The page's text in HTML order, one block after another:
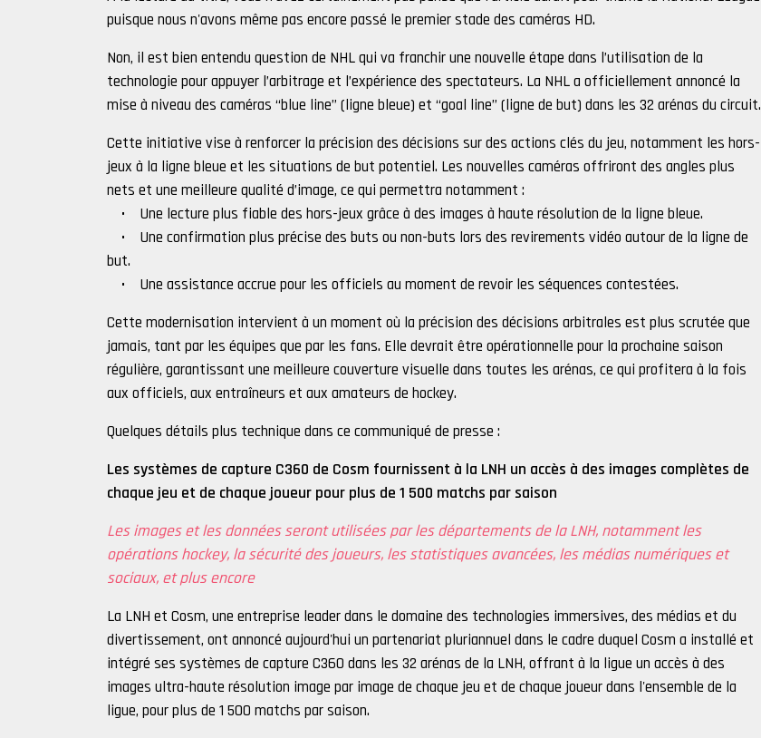
puisque nous n'avons même pas encore passé le premier stade des caméras HD.
Non, il est bien entendu question de NHL qui va franchir une nouvelle étape dans l’utilisation de la
technologie pour appuyer l’arbitrage et l’expérience des spectateurs. La NHL a officiellement annoncé la
mise à niveau des caméras “blue line” (ligne bleue) et “goal line” (ligne de but) dans les 32 arénas du circuit.
Cette initiative vise à renforcer la précision des décisions sur des actions clés du jeu, notamment les hors-
jeux à la ligne bleue et les situations de but potentiel. Les nouvelles caméras offriront des angles plus
nets et une meilleure qualité d’image, ce qui permettra notamment :
• Une lecture plus fiable des hors-jeux grâce à des images à haute résolution de la ligne bleue.
• Une confirmation plus précise des buts ou non-buts lors des revirements vidéo autour de la ligne de
but.
• Une assistance accrue pour les officiels au moment de revoir les séquences contestées.
Cette modernisation intervient à un moment où la précision des décisions arbitrales est plus scrutée que
jamais, tant par les équipes que par les fans. Elle devrait être opérationnelle pour la prochaine saison
régulière, garantissant une meilleure couverture visuelle dans toutes les arénas, ce qui profitera à la fois
aux officiels, aux entraîneurs et aux amateurs de hockey.
Quelques détails plus technique dans ce communiqué de presse :
Les systèmes de capture C360 de Cosm fournissent à la LNH un accès à des images complètes de
chaque jeu et de chaque joueur pour plus de 1 500 matchs par saison
Les images et les données seront utilisées par les départements de la LNH, notamment les
opérations hockey, la sécurité des joueurs, les statistiques avancées, les médias numériques et
sociaux, et plus encore
La LNH et Cosm, une entreprise leader dans le domaine des technologies immersives, des médias et du
divertissement, ont annoncé aujourd'hui un partenariat pluriannuel dans le cadre duquel Cosm a installé et
intégré ses systèmes de capture C360 dans les 32 arénas de la LNH, offrant à la ligue un accès à des
images ultra-haute résolution image par image de chaque jeu et de chaque joueur dans l'ensemble de la
ligue, pour plus de 1 500 matchs par saison.